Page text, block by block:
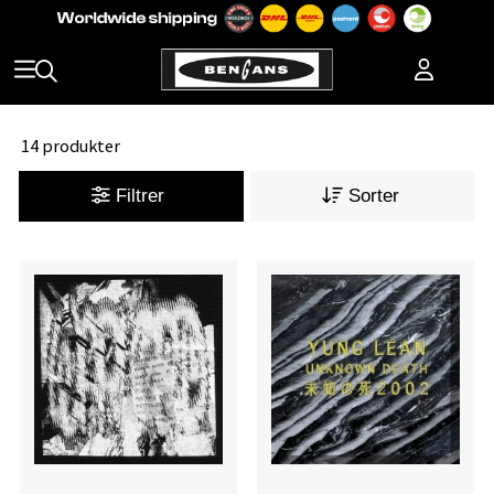
14 produkter
Filtrer Sorter